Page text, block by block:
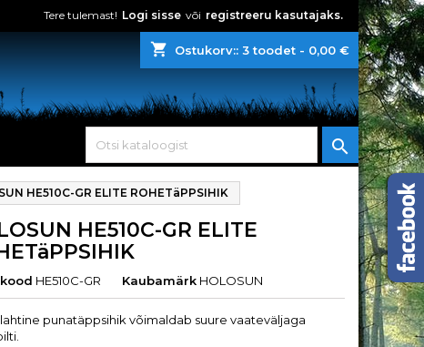
Tere tulemast! Logi sisse või registreeru kasutajaks.
shopping_cart Ostukorv:: 3toodet - 0,00 €

HE510C-GR ELITE ROHETäPPSIHIK
HE510C-GR ELITE
HE510C-GR Kaubamärk HOLOSUN
lahtine punatäppsihik võimaldab suure vaateväljaga